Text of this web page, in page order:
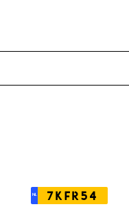
NL 7KFR54